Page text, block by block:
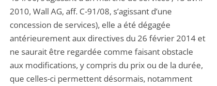
2010, Wall AG, aff. C-91/08, s’agissant d’une
concession de services), elle a été dégagée
antérieurement aux directives du 26 février 2014 et
ne saurait être regardée comme faisant obstacle
aux modifications, y compris du prix ou de la durée,
que celles-ci permettent désormais, notamment